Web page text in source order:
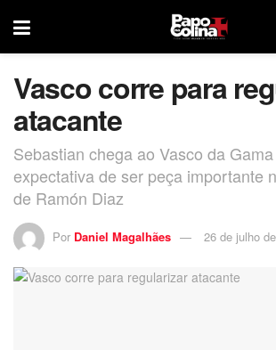
Vasco corre para
atacante
Sebastian chega ao Vasco da
expectativa de ser peça importante
de Ramón Diaz
Por Daniel Magalhães 26 de julho